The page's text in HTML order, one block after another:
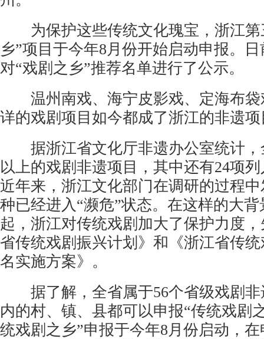
为保护这些传统文化瑰宝，浙江第
乡”项目于今年8月份开始启动申报。
对“戏剧之乡”推荐名单进行了公示。
温州南戏、海宁皮影戏、定海布
详的戏剧项目如今都成了浙江的非遗
据浙江省文化厅非遗办公室统计，
以上的戏剧非遗项目，其中还有24项
近年来，浙江文化部门在调研的过程
种已经进入“濒危”状态。在这样的大背
起，浙江对传统戏剧加大了保护力度
省传统戏剧振兴计划》和《浙江省传
名实施方案》。
据了解，全省属于56个省级戏剧非
内的村、镇、县都可以申报“传统戏剧
统戏剧之乡”申报于今年8月份启动，